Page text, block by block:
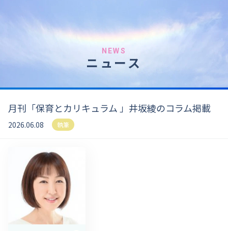
NEWS
ニュース
月刊「保育とカリキュラム 」井坂綾のコラム掲載
2026.06.08 執筆